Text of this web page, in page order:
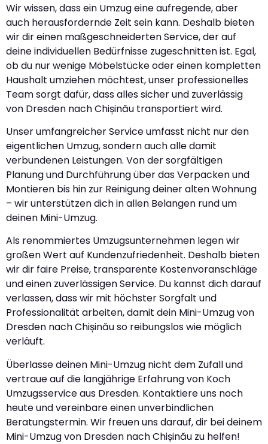
Wir wissen, dass ein Umzug eine aufregende, aber
auch herausfordernde Zeit sein kann. Deshalb bieten
wir dir einen maßgeschneiderten Service, der auf
deine individuellen Bedürfnisse zugeschnitten ist. Egal,
ob du nur wenige Möbelstücke oder einen kompletten
Haushalt umziehen möchtest, unser professionelles
Team sorgt dafür, dass alles sicher und zuverlässig
von Dresden nach Chișinău transportiert wird.
Unser umfangreicher Service umfasst nicht nur den
eigentlichen Umzug, sondern auch alle damit
verbundenen Leistungen. Von der sorgfältigen
Planung und Durchführung über das Verpacken und
Montieren bis hin zur Reinigung deiner alten Wohnung
– wir unterstützen dich in allen Belangen rund um
deinen Mini-Umzug.
Als renommiertes Umzugsunternehmen legen wir
großen Wert auf Kundenzufriedenheit. Deshalb bieten
wir dir faire Preise, transparente Kostenvoranschläge
und einen zuverlässigen Service. Du kannst dich darauf
verlassen, dass wir mit höchster Sorgfalt und
Professionalität arbeiten, damit dein Mini-Umzug von
Dresden nach Chișinău so reibungslos wie möglich
verläuft.
Überlasse deinen Mini-Umzug nicht dem Zufall und
vertraue auf die langjährige Erfahrung von Koch
Umzugsservice aus Dresden. Kontaktiere uns noch
heute und vereinbare einen unverbindlichen
Beratungstermin. Wir freuen uns darauf, dir bei deinem
Mini-Umzug von Dresden nach Chișinău zu helfen!